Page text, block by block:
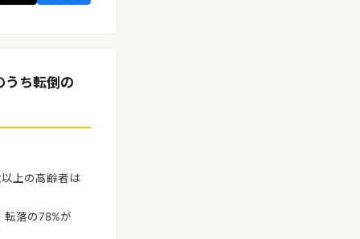
うち転倒の
上の高齢者は
転落の78%が